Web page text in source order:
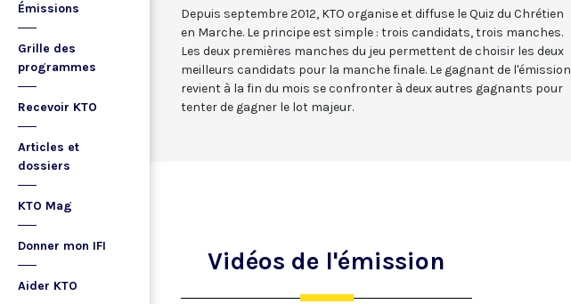
Émissions
Grille des
programmes
Recevoir KTO
Articles et
dossiers
KTO Mag
Donner mon IFI
Aider KTO
Depuis septembre 2012, KTO organise et diffuse le Quiz du Chrétien
en Marche. Le principe est simple : trois candidats, trois manches.
Les deux premières manches du jeu permettent de choisir les deux
meilleurs candidats pour la manche finale. Le gagnant de l'émission
revient à la fin du mois se confronter à deux autres gagnants pour
tenter de gagner le lot majeur.
Vidéos de l'émission